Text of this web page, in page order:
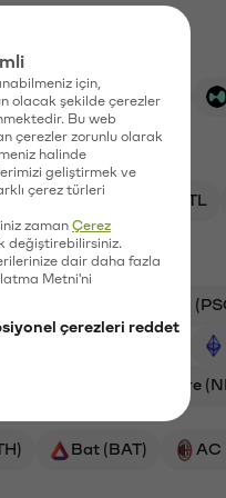
→ TL SOL → TL
HYPE/TL GAL/TL
PSG
Numeraire
Bat (BAT) AC
için,
olacak şekilde çerezler
Bu web
çerezler zorunlu olarak
halinde
geliştirmek ve
çerez türleri
zaman Çerez
değiştirebilirsiniz.
dair daha fazla
Metni'ni
çerezleri reddet